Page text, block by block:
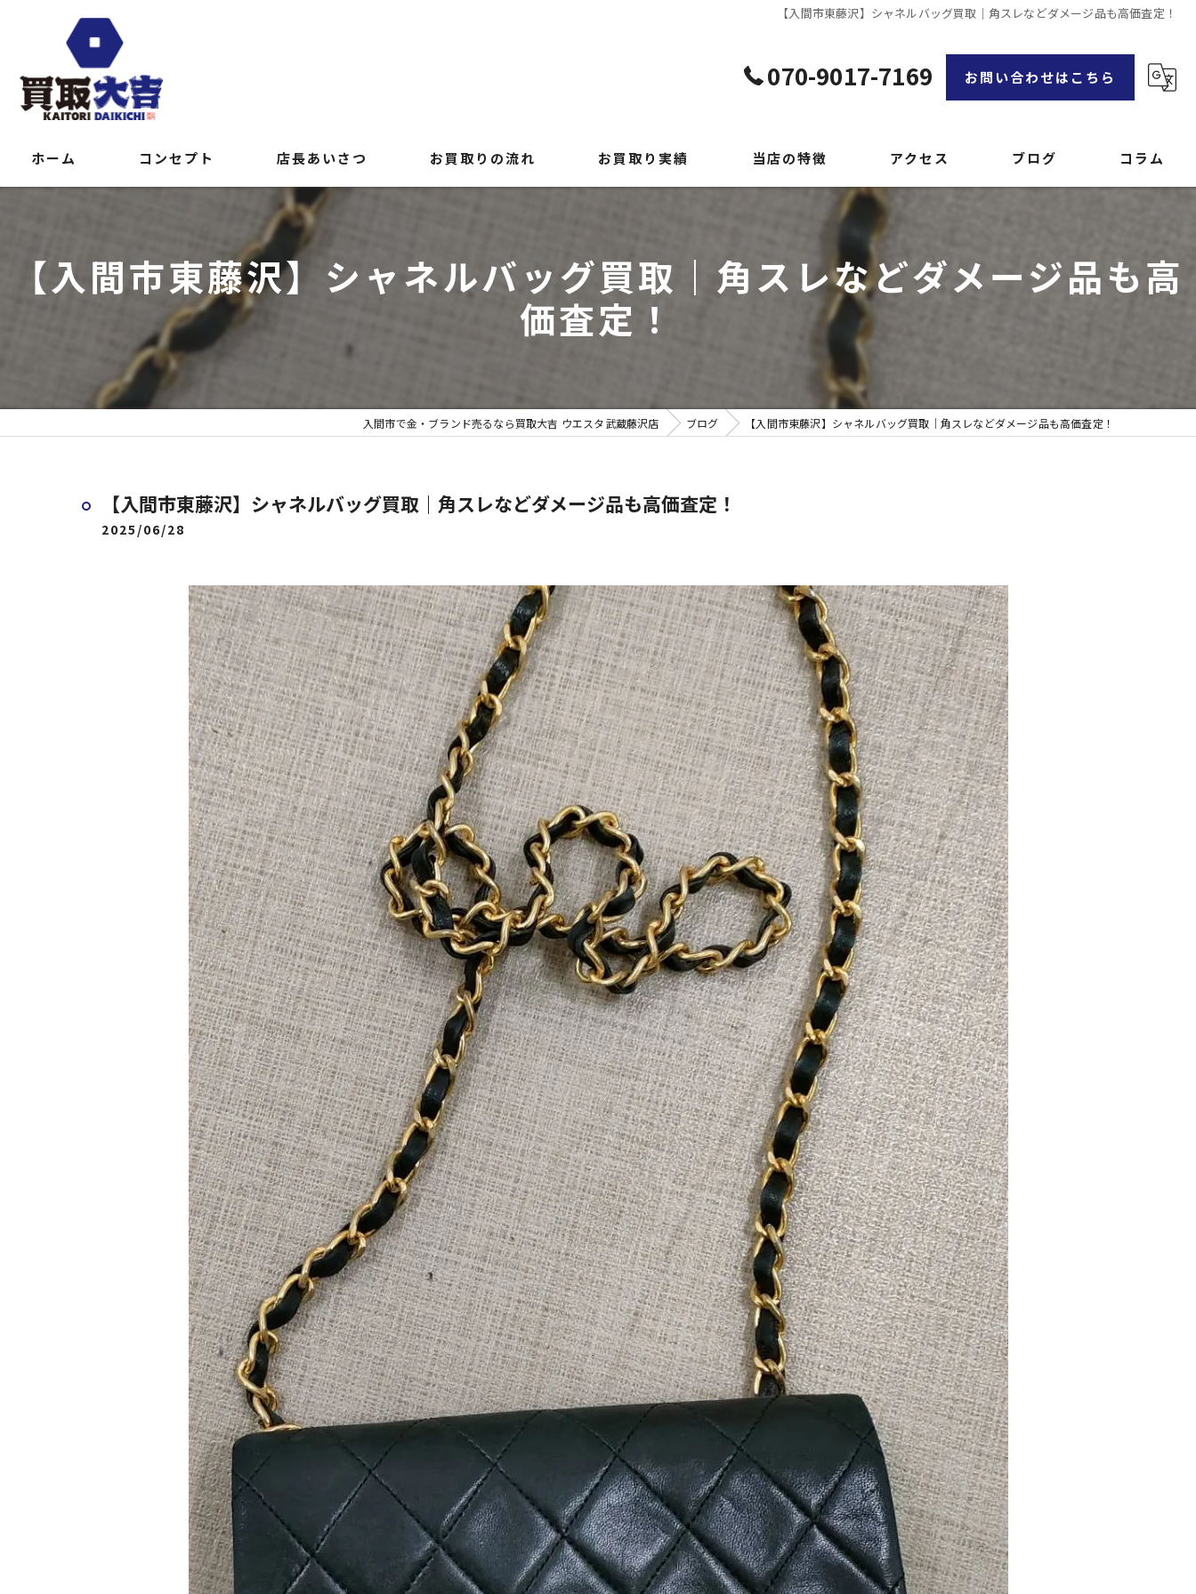
【入間市東藤沢】シャネルバッグ買取｜角スレなどダメージ品も高価査定！
070-9017-7169 お問い合わせはこちら
ホーム コンセプト 店長あいさつ お買取りの流れ お買取り実績 当店の特徴
ブランド品
不用品買取・遺品整理
アクセス
漫画特集
ブログ コラム
【入間市東藤沢】シャネルバッグ買取｜角スレなどダメージ品も高
価査定！
入間市で金・ブランド売るなら買取大吉 ウエスタ武蔵藤沢店 ブログ 【入間市東藤沢】シャネルバッグ買取｜角スレなどダメージ品も高価査定！
【入間市東藤沢】シャネルバッグ買取｜角スレなどダメージ品も高価査定！
2025/06/28